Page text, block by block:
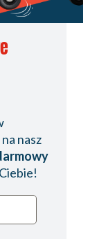
nasz